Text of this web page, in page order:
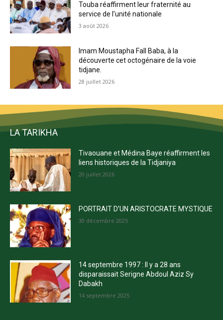
Touba réaffirment leur fraternité au
service de l’unité nationale
3 août 2026
Imam Moustapha Fall Baba, à la
découverte cet octogénaire de la voie
tidjane.
28 juillet 2026
LA TARIKHA
Tivaouane et Médina Baye réaffirment les
liens historiques de la Tidjaniya
20 juillet 2026
PORTRAIT D’UN ARISTOCRATE MYSTIQUE
30 décembre 2025
14 septembre 1997 : Il y a 28 ans
disparaissait Serigne Abdoul Aziz Sy
Dabakh
14 septembre 2025